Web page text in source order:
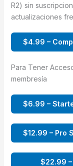
R2) sin
actualizaciones
$4.99 –
Para Tener
membresía
$6.99 –
$12.99 – Pro
$22.99